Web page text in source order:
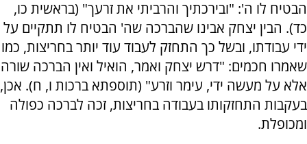
הבטיח לו ה': "ובירכתיך והרביתי את זרעך" (בראשית כו,
כד). הבין יצחק אבינו שהברכה שה' הבטיח לו תתקיים על
ידי עבודתו, ובשל כך התחזק לעבוד עוד יותר בחריצות, כמו
שאמרו חכמים: "דרש יצחק ואמר, הואיל ואין הברכה שורה
אלא על מעשה ידי, עימר וזרע" (תוספתא ברכות ו, ח). אכן,
בעקבות התחזקותו בעבודה בחריצות, זכה לברכה כפולה
ומכופלת.